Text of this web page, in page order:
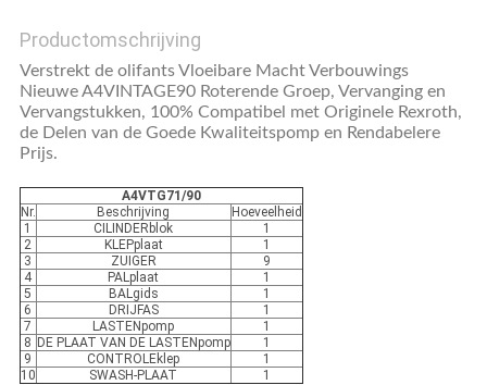
Productomschrijving
Verstrekt de olifants Vloeibare Macht Verbouwings
NieuweA4VINTAGE90 Roterende Groep, Vervanging en
Vervangstukken, 100% Compatibel met Originele Rexroth,
de Delen van de Goede Kwaliteitspomp en Rendabelere
Prijs.
A4VTG71/90
Nr.
Beschrijving
Hoeveelheid
1
CILINDERblok
1
2
KLEPplaat
1
3
ZUIGER
9
4
PALplaat
1
5
BALgids
1
6
DRIJFAS
1
7
LASTENpomp
1
8 DE PLAAT VAN DE LASTENpomp
1
9
CONTROLEklep
1
10
SWASH-PLAAT 1